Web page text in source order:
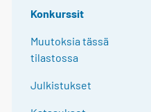
Konkurssit
Muutoksia tässä
tilastossa
Julkistukset